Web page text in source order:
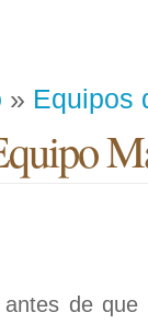
» Equipos
antes de